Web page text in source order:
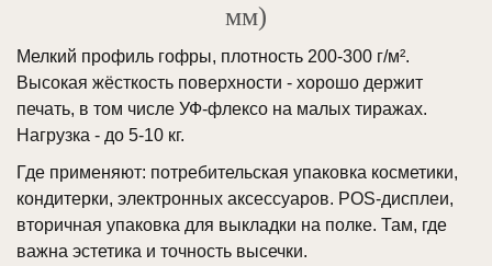
мм)
Мелкий профиль гофры, плотность 200-300 г/м².
Высокая жёсткость поверхности - хорошо держит
печать, в том числе УФ-флексо на малых тиражах.
Нагрузка - до 5-10 кг.
Где применяют: потребительская упаковка косметики,
кондитерки, электронных аксессуаров. POS-дисплеи,
вторичная упаковка для выкладки на полке. Там, где
важна эстетика и точность высечки.